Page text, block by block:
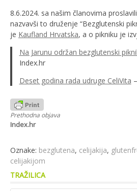
8.6.2024. sa našim članovima
nazvavši to druženje “Bezglutenski
je Kaufland Hrvatska, a o pikniku je
Na Jarunu održan bezglutenski
Index.hr
Deset godina rada udruge CeliVita
Nastavi
čitanjem
Prethodna objava
Index.hr
Oznake: bezglutena, celijakija,
celijakijom
TRAŽILICA